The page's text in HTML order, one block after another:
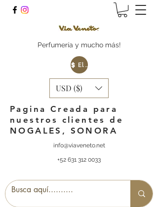
Perfumería y mucho más!
Elige tu Moneda
USD ($)
Pagina Creada para
nuestros clientes de
NOGALES, SONORA
info@viaveneto.net
+52 631 312 0033